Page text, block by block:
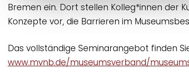
Bremen ein. Dort stellen Kolleg*innen der
Konzepte vor, die Barrieren im
Das vollständige Seminarangebot finden
www.mvnb.de/museumsverband/